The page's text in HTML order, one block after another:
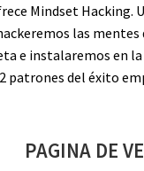
Mindset Hacking.
las
e instalaremos en
patrones del éxito
PAGINA DE